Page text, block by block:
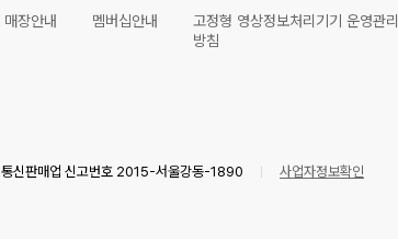
매장안내 멤버십안내
고정형 영상정보처리기기 운영관리
방침
통신판매업 신고번호 2015-서울강동-1890 사업자정보확인